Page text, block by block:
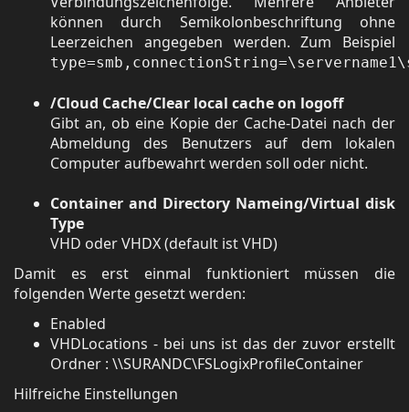
können durch Semikolonbeschriftung ohne
Leerzeichen angegeben werden. Zum Beispiel
/Cloud Cache/Clear local cache on logoff
Gibt an, ob eine Kopie der Cache-Datei nach der
Abmeldung des Benutzers auf dem lokalen
Computer aufbewahrt werden soll oder nicht.
Container and Directory Nameing/Virtual disk
Type
VHD oder VHDX (default ist VHD)
Damit es erst einmal funktioniert müssen die
folgenden Werte gesetzt werden:
Enabled
VHDLocations - bei uns ist das der zuvor erstellt
Ordner : \\SURANDC\FSLogixProfileContainer
Hilfreiche Einstellungen